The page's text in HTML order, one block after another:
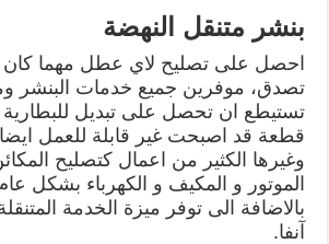
بنشر متنقل النهضة
احصل على تصليح لاي عطل مهما كان
تصدق، موفرين جميع خدمات البنشر
تستيطع ان تحصل على تبديل للبطارية
قطعة قد اصبحت غير قابلة للعمل
وغيرها الكثير من اعمال كتصليح
الموتور و المكيف و الكهرباء بشكل
بالاضافة الى توفر ميزة الخدمة
آنفا.